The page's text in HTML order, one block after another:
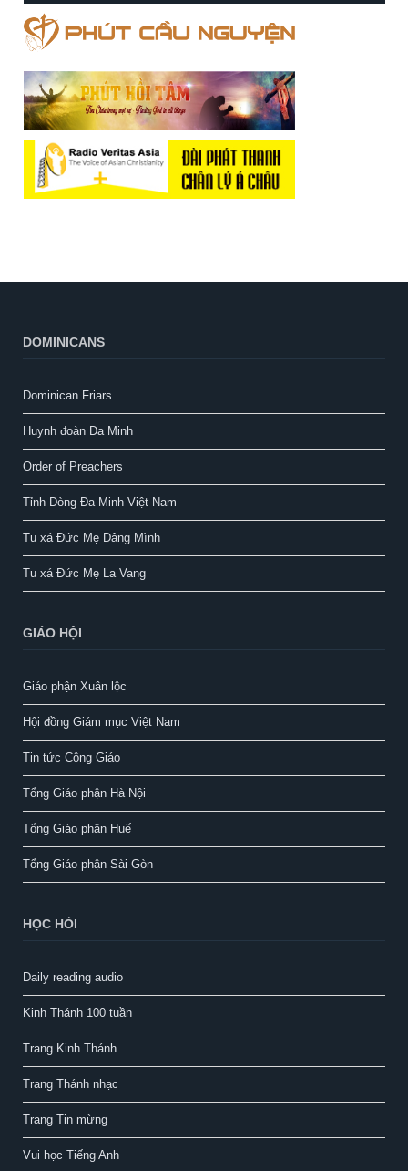
DOMINICANS
Dominican Friars
Huynh đoàn Đa Minh
Order of Preachers
Tỉnh Dòng Đa Minh Việt Nam
Tu xá Đức Mẹ Dâng Mình
Tu xá Đức Mẹ La Vang
GIÁO HỘI
Giáo phận Xuân lộc
Hội đồng Giám mục Việt Nam
Tin tức Công Giáo
Tổng Giáo phận Hà Nội
Tổng Giáo phận Huế
Tổng Giáo phận Sài Gòn
HỌC HỎI
Daily reading audio
Kinh Thánh 100 tuần
Trang Kinh Thánh
Trang Thánh nhạc
Trang Tin mừng
Vui học Tiếng Anh